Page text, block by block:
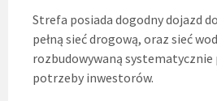
Strefa posiada dogodny dojazd
pełną sieć drogową, oraz sieć
rozbudowywaną systematycznie
potrzeby inwestorów.